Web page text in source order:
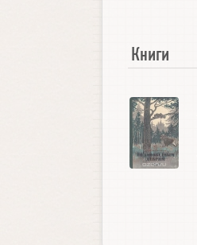
Книги